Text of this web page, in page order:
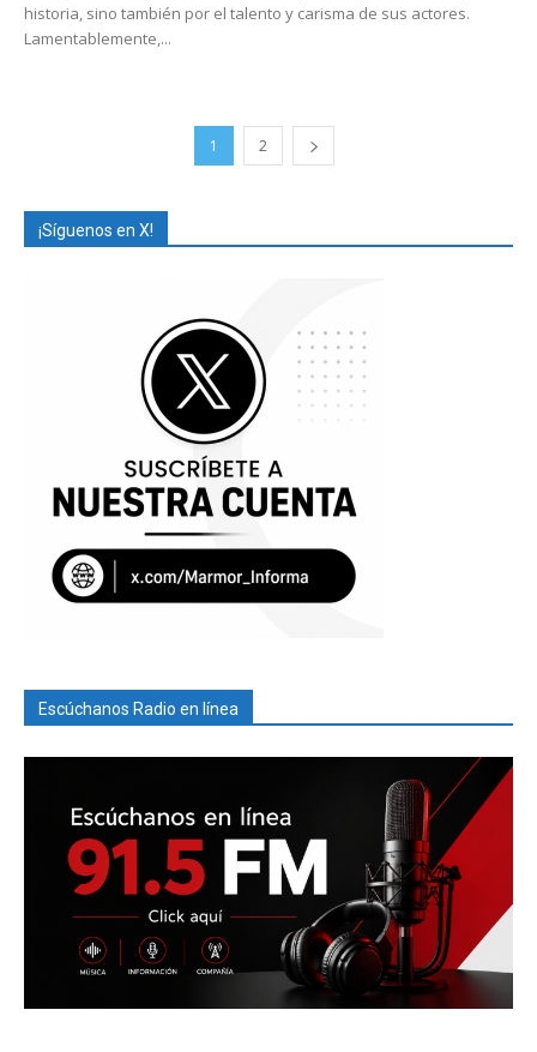
historia, sino también por el talento y carisma de sus actores.
Lamentablemente,...
1 2
¡Síguenos en X!
Escúchanos Radio en línea